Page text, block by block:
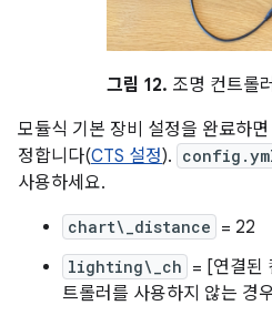
그림 12. 조명 컨트롤
모듈식 기본 장비 설정을 완료하
정합니다(CTS 설정).
사용하세요.
chart\_distance = 22
lighting\_ch = [연결된
트롤러를 사용하지 않는 경